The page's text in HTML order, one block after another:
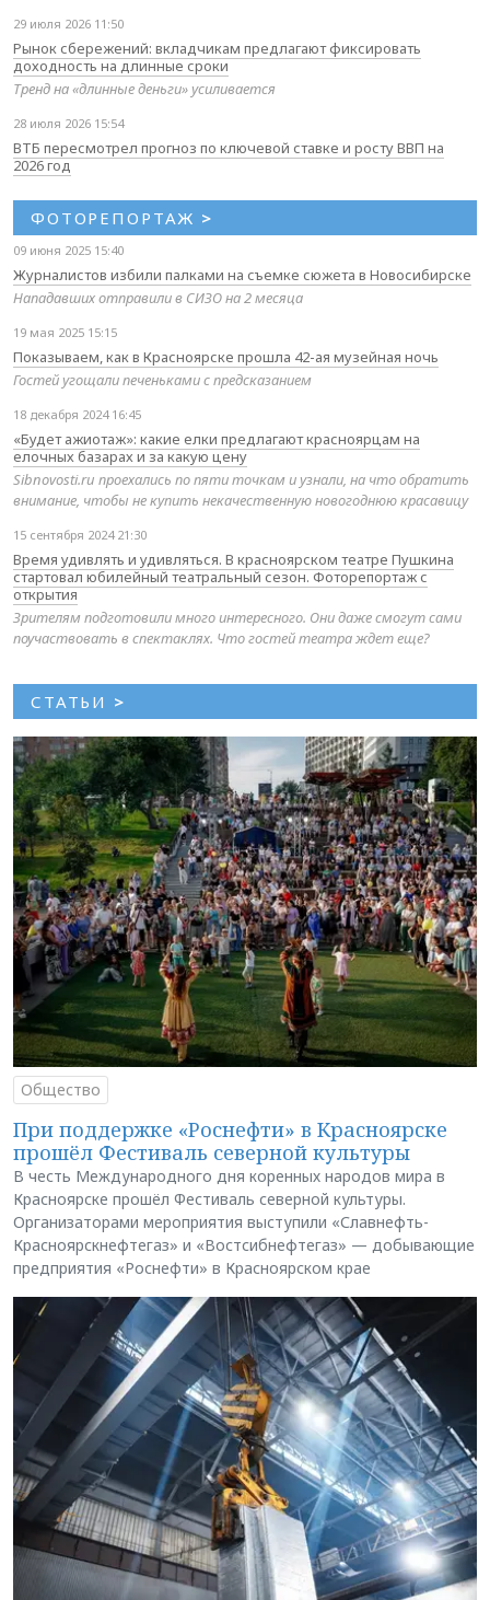
29 июля 2026 11:50
Рынок сбережений: вкладчикам предлагают фиксировать
доходность на длинные сроки
Тренд на «длинные деньги» усиливается
28 июля 2026 15:54
ВТБ пересмотрел прогноз по ключевой ставке и росту ВВП на
2026 год
ФОТОРЕПОРТАЖ >
09 июня 2025 15:40
Журналистов избили палками на съемке сюжета в Новосибирске
Нападавших отправили в СИЗО на 2 месяца
19 мая 2025 15:15
Показываем, как в Красноярске прошла 42-ая музейная ночь
Гостей угощали печеньками с предсказанием
18 декабря 2024 16:45
«Будет ажиотаж»: какие елки предлагают красноярцам на
елочных базарах и за какую цену
Sibnovosti.ru проехались по пяти точкам и узнали, на что обратить
внимание, чтобы не купить некачественную новогоднюю красавицу
15 сентября 2024 21:30
Время удивлять и удивляться. В красноярском театре Пушкина
стартовал юбилейный театральный сезон. Фоторепортаж с
открытия
Зрителям подготовили много интересного. Они даже смогут сами
поучаствовать в спектаклях. Что гостей театра ждет еще?
СТАТЬИ >
Общество
При поддержке «Роснефти» в Красноярске
прошёл Фестиваль северной культуры
В честь Международного дня коренных народов мира в
Красноярске прошёл Фестиваль северной культуры.
Организаторами мероприятия выступили «Славнефть-
Красноярскнефтегаз» и «Востсибнефтегаз» — добывающие
предприятия «Роснефти» в Красноярском крае